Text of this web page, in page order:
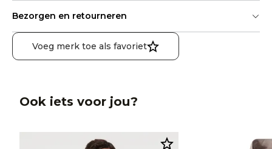
Bezorgen en retourneren
Voeg merk toe als favoriet
Ook iets voor jou?